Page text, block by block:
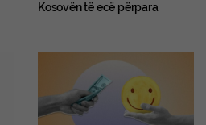
Kosovën të ecë përpara